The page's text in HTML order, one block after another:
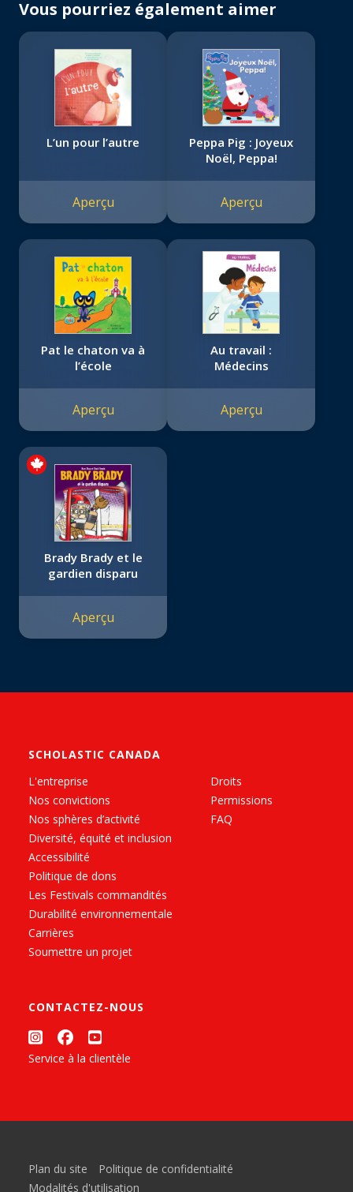
Vous pourriez également aimer
L’un pour l’autre
Aperçu
Peppa Pig : Joyeux
Noël, Peppa!
Aperçu
Pat le chaton va à
l’école
Aperçu
Au travail :
Médecins
Aperçu
Brady Brady et le
gardien disparu
Aperçu
SCHOLASTIC CANADA
L'entreprise
Nos convictions
Nos sphères d’activité
Diversité, équité et inclusion
Accessibilité
Politique de dons
Les Festivals commandités
Durabilité environnementale
Carrières
Soumettre un projet
Droits
Permissions
FAQ
CONTACTEZ-NOUS
Service à la clientèle
Plan du site
Politique de confidentialité
Modalités d'utilisation